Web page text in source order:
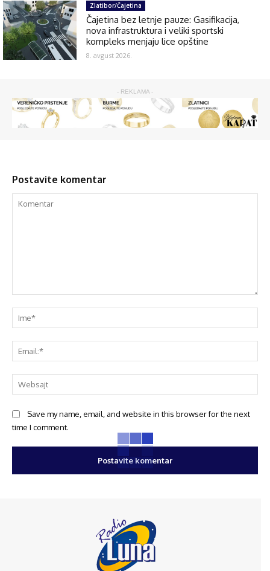
Zlatibor/Čajetina
Čajetina bez letnje pauze: Gasifikacija,
nova infrastruktura i veliki sportski
kompleks menjaju lice opštine
8. avgust 2026.
- REKLAMA -
Postavite komentar
Save my name, email, and website in this browser for the next
time I comment.